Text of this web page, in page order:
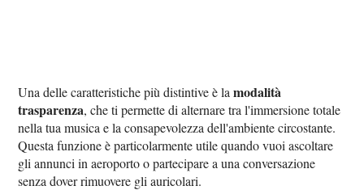
Una delle caratteristiche più distintive è lamodalità
trasparenza, che ti permette di alternare tra l'immersione totale
nella tua musica e la consapevolezza dell'ambiente circostante.
Questa funzione è particolarmente utile quando vuoi ascoltare
gli annunci in aeroporto o partecipare a una conversazione
senza dover rimuovere gli auricolari.